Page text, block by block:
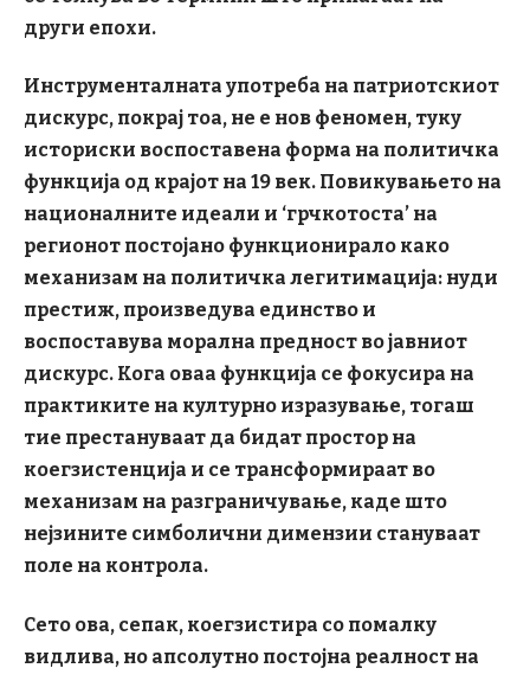
други епохи.
Инструменталната употреба на патриотскиот
дискурс, покрај тоа, не е нов феномен, туку
историски воспоставена форма на политичка
функција од крајот на 19 век. Повикувањето на
националните идеали и ‘грчкотоста’ на
регионот постојано функционирало како
механизам на политичка легитимација: нуди
престиж, произведува единство и
воспоставува морална предност во јавниот
дискурс. Кога оваа функција се фокусира на
практиките на културно изразување, тогаш
тие престануваат да бидат простор на
коегзистенција и се трансформираат во
механизам на разграничување, каде што
нејзините симболични димензии стануваат
поле на контрола.
Сето ова, сепак, коегзистира со помалку
видлива, но апсолутно постојна реалност на